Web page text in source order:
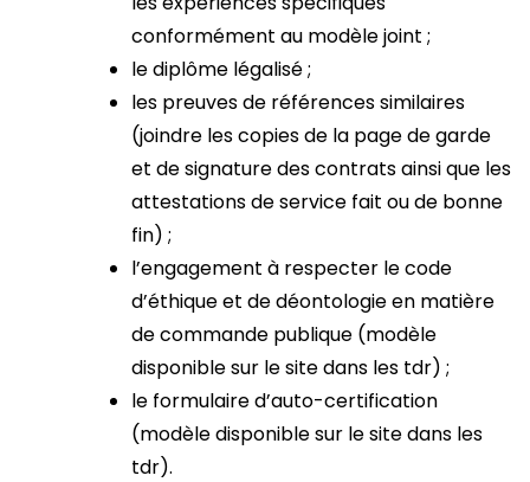
conformément au modèle joint ;
le diplôme légalisé ;
les preuves de références similaires
(joindre les copies de la page de garde
et de signature des contrats ainsi que les
attestations de service fait ou de bonne
fin) ;
l’engagement à respecter le code
d’éthique et de déontologie en matière
de commande publique (modèle
disponible sur le site dans les tdr) ;
le formulaire d’auto-certification
(modèle disponible sur le site dans les
tdr).